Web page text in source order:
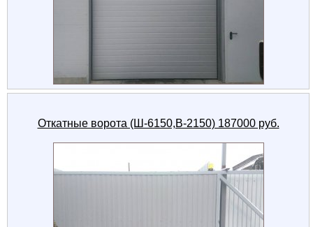
Откатные ворота (Ш-6150,В-2150) 187000 руб.